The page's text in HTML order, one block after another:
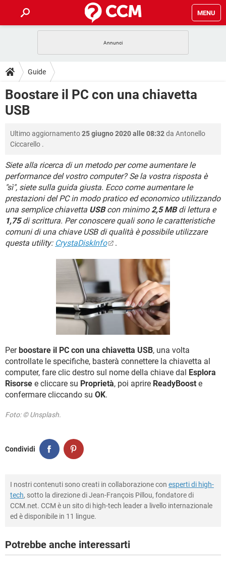
MENU
INTRATTENIMENTO
iOS WINDOWS 10
INSTAGRAM
HARDWARE
GUIDE
COVID-19
INTRATTENIMENTO ANDROID
INSTAGRAM WHATSAPP
HARDWARE
DOWNLOAD
COVID-19
iOS
INSTAGRAM
TIKTOK FACEBOOK
HARDWARE
FORUM
COVID-19 GAMING
iOS WINDOWS 10
INSTAGRAM WHATSAPP
TIKTOK FACEBOOK
HARDWARE
GLOSSARIO
COVID-19
INTRATTENIMENTO ANDROID
iOS WINDOWS 10
INSTAGRAM WHATSAPP
TIKTOK FACEBOOK
HARDWARE
Guide
Boostare il PC con una chiavetta
USB
Ultimo aggiornamento25 giugno 2020 alle 08:32da Antonello
Ciccarello .
Siete alla ricerca di un metodo per come aumentare le
performance del vostro computer? Se la vostra risposta è
"sì", siete sulla guida giusta. Ecco come aumentare le
prestazioni del PC in modo pratico ed economico utilizzando
una semplice chiavetta USBcon minimo 2,5 MBdi lettura e
1,75di scrittura. Per conoscere quali sono le caratteristiche
comuni di una chiave USB di qualità è possibile utilizzare
questa utility: CrystaDiskInfo .
Perboostare il PC con una chiavetta USB, una volta
controllate le specifiche, basterà connettere la chiavetta al
computer, fare clic destro sul nome della chiave dal Esplora
Risorse e cliccare su Proprietà, poi aprire ReadyBoost e
confermare cliccando su OK.
Foto: © Unsplash.
Condividi
I nostri contenuti sono creati in collaborazione con esperti di high-
tech, sotto la direzione di Jean-François Pillou, fondatore di
CCM.net. CCM è un sito di high-tech leader a livello internazionale
ed è disponibile in 11 lingue.
Potrebbe anche interessarti